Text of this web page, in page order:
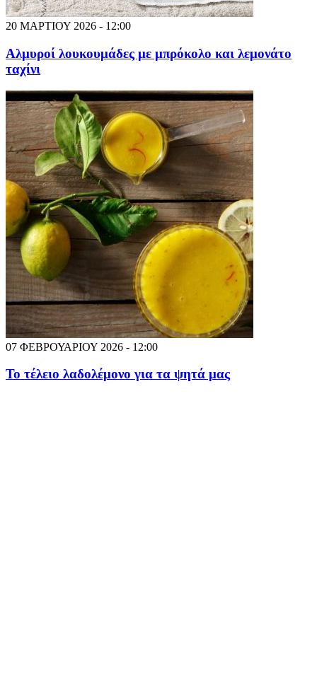
20 ΜΑΡΤΙΟΥ 2026 - 12:00
Αλμυροί λουκουμάδες με μπρόκολο και λεμονάτο
ταχίνι
07 ΦΕΒΡΟΥΑΡΙΟΥ 2026 - 12:00
Το τέλειο λαδολέμονο για τα ψητά μας